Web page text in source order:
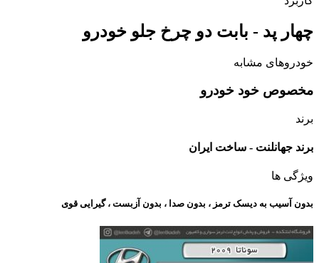
چهار پد - بابت دو چرخ جلو خودرو
خودروهای مشابه
مخصوص خود خودرو
برند
برند جهانلنت - ساخت ایران
ویژگی ها
بدون آسیب به دیسک ترمز ، بدون صدا ، بدون آزبست ، گیرایی قوی​